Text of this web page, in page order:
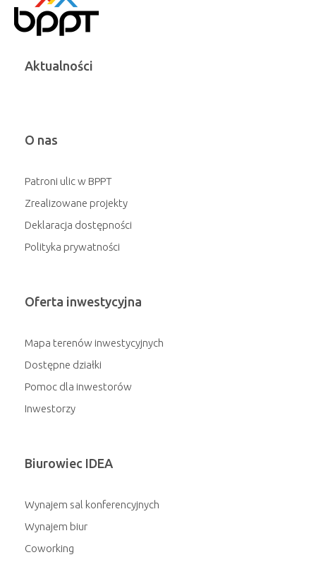
Aktualności
O nas
Patroni ulic w BPPT
Zrealizowane projekty
Deklaracja dostępności
Polityka prywatności
Oferta inwestycyjna
Mapa terenów inwestycyjnych
Dostępne działki
Pomoc dla inwestorów
Inwestorzy
Biurowiec IDEA
Wynajem sal konferencyjnych
Wynajem biur
Coworking